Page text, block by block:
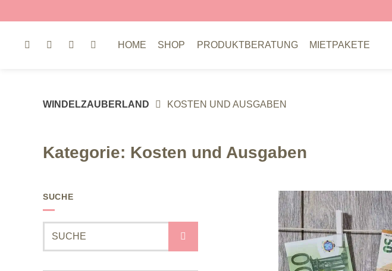
zum
HOME SHOP PRODUKTBERATUNG MIETPAKETE
WINDELZAUBERLAND KOSTEN UND AUSGABEN
Kategorie: Kosten und Ausgaben
SUCHE